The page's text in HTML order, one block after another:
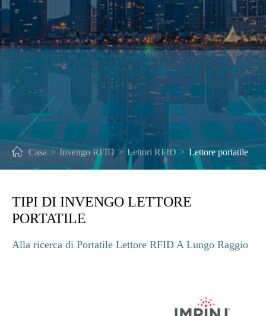
Casa Invengo RFID Lettori RFID Lettore portatile
TIPI DI INVENGO LETTORE
PORTATILE
Alla ricerca di Portatile Lettore RFID A Lungo Raggio